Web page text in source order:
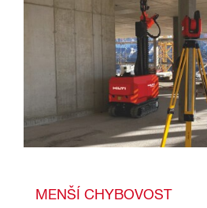
MENŠÍ CHYBOVOST